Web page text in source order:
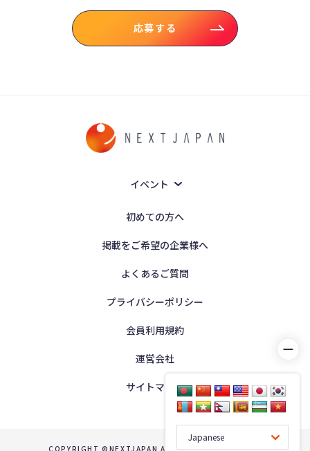
応募する
イベント
初めての方へ
掲載をご希望の企業様へ
よくあるご質問
プライバシーポリシー
会員利用規約
運営会社
サイトマップ
COPYRIGHT ©NEXTJAPAN ALL RIGHTS RESERVED.